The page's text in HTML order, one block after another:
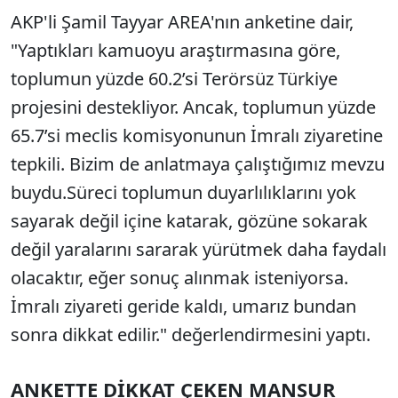
AKP'li Şamil Tayyar AREA'nın anketine dair,
"Yaptıkları kamuoyu araştırmasına göre,
toplumun yüzde 60.2’si Terörsüz Türkiye
projesini destekliyor. Ancak, toplumun yüzde
65.7’si meclis komisyonunun İmralı ziyaretine
tepkili. Bizim de anlatmaya çalıştığımız mevzu
buydu.Süreci toplumun duyarlılıklarını yok
sayarak değil içine katarak, gözüne sokarak
değil yaralarını sararak yürütmek daha faydalı
olacaktır, eğer sonuç alınmak isteniyorsa.
İmralı ziyareti geride kaldı, umarız bundan
sonra dikkat edilir." değerlendirmesini yaptı.
ANKETTE DİKKAT ÇEKEN MANSUR